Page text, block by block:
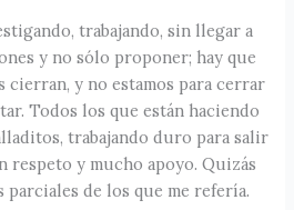
trabajando, sin llegar a
y no sólo proponer; hay que
cierran, y no estamos para cerrar
Todos los que están haciendo
trabajando duro para salir
respeto y mucho apoyo. Quizás
parciales de los que me refería.